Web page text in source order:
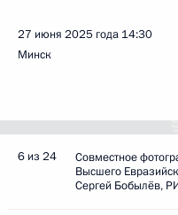
27 июня 2025 года 14:30
Минск
6 из 24
Совместное
Высшего
Сергей Бобылёв,